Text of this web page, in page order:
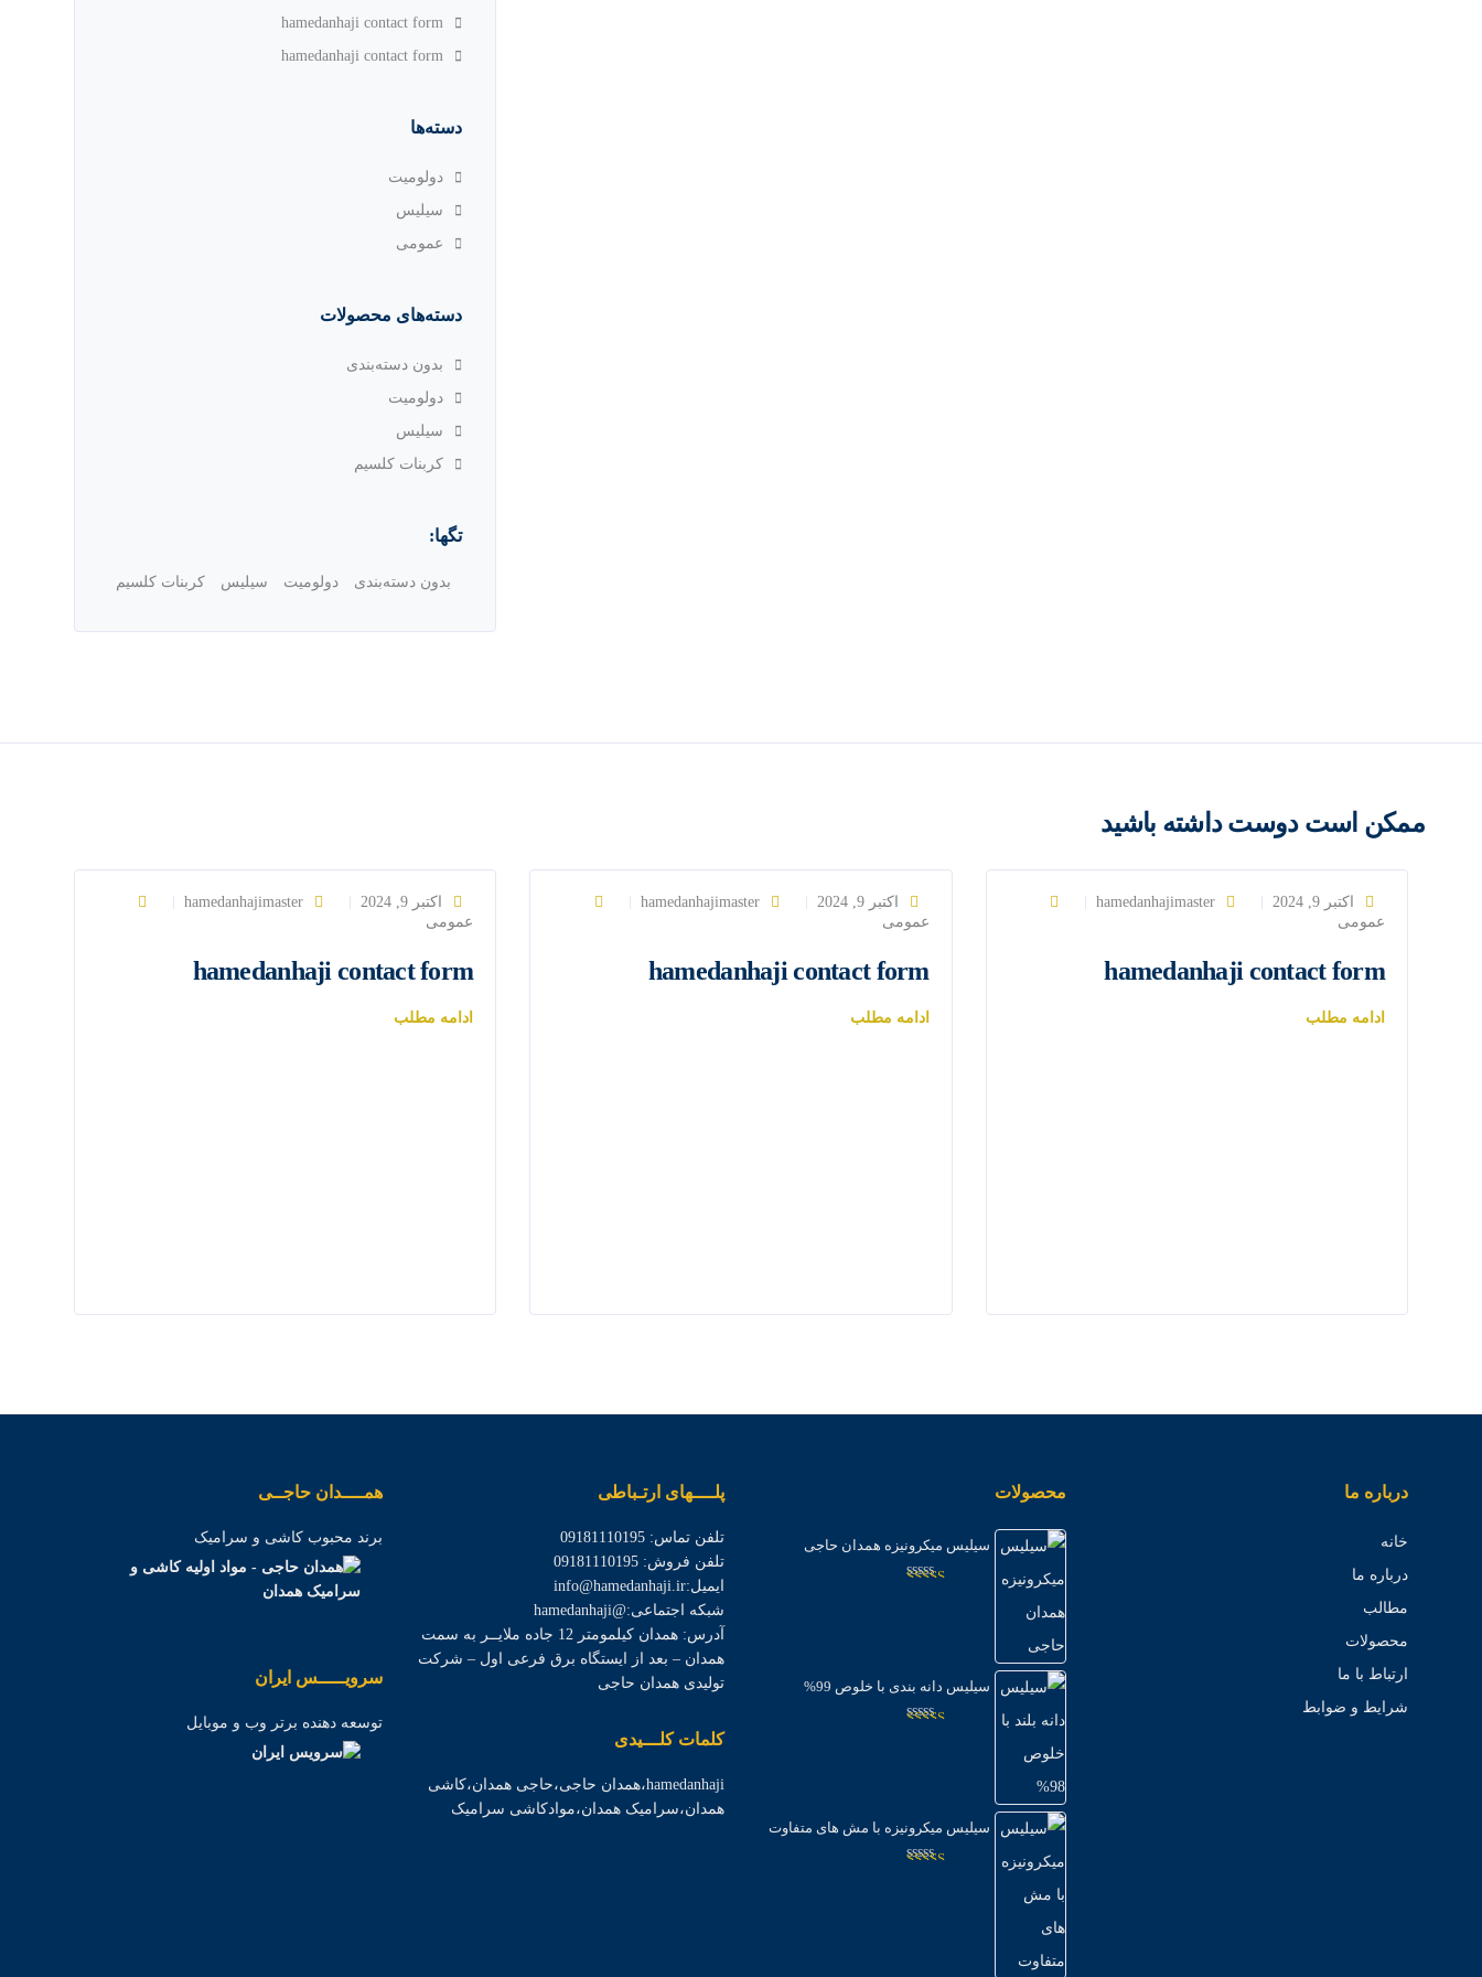
hamedanhaji contact form
hamedanhaji contact form
دسته‌ها
دولومیت
سیلیس
عمومی
دسته‌های محصولات
بدون دسته‌بندی
دولومیت
سیلیس
کربنات کلسیم
تگها:
بدون دسته‌بندی دولومیت سیلیس کربنات کلسیم
ممکن است دوست داشته باشید
اکتبر 9, 2024
hamedanhajimaster
عمومی
hamedanhaji contact form
ادامه مطلب
اکتبر 9, 2024
hamedanhajimaster
عمومی
hamedanhaji contact form
ادامه مطلب
اکتبر 9, 2024
hamedanhajimaster
عمومی
hamedanhaji contact form
ادامه مطلب
درباره ما
خانه
درباره ما
مطالب
محصولات
ارتباط با ما
شرایط و ضوابط
محصولات
سیلیس میکرونیزه همدان حاجی
سیلیس دانه بندی با خلوص 99%
سیلیس میکرونیزه با مش های متفاوت
پلــــهای ارتـباطی
تلفن تماس: 09181110195
تلفن فروش: 09181110195
ایمیل:info@hamedanhaji.ir
شبکه اجتماعی:@hamedanhaji
آدرس: همدان کیلمومتر 12 جاده ملایــر به سمت
همدان – بعد از ایستگاه برق فرعی اول – شرکت
تولیدی همدان حاجی
کلمات کلـــیدی
hamedanhaji،همدان حاجی،حاجی همدان،کاشی
همدان،سرامیک همدان،موادکاشی سرامیک
همــــدان حاجــی
برند محبوب کاشی و سرامیک
سرویـــــس ایران
توسعه دهنده برتر وب و موبایل